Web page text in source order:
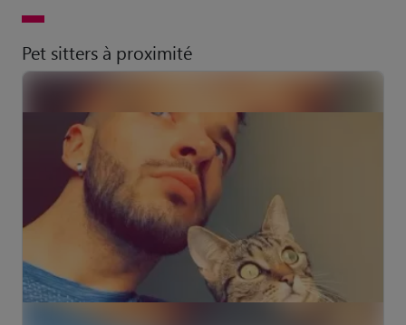
Pet sitters à proximité